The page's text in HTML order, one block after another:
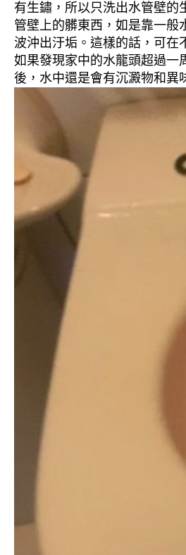
有生鏽，所以只洗出水管壁的
管壁上的髒東西，如是靠一般
波沖出汙垢。這樣的話，可在
如果發現家中的水龍頭超過一
後，水中還是會有沉澱物和異